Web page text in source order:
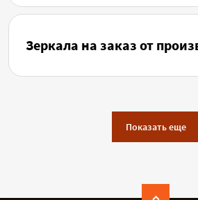
Зеркала на заказ от
Показать еще